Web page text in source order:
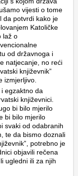
vijesti o tome
da potvrdi kako je
Katoličke
laž o
od državnoga i
natjecanje, no reći
književnik”
izmjerljivo.
egzaktno da
književnici.
bi bilo mjerilo
bi bilo mjerilo
svaki od odabranih
te da bismo doznali
potrebno je
objavili rečena
ugledni ili za njih